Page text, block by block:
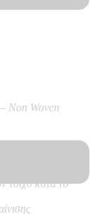
Non Woven
τοίχο κατά το